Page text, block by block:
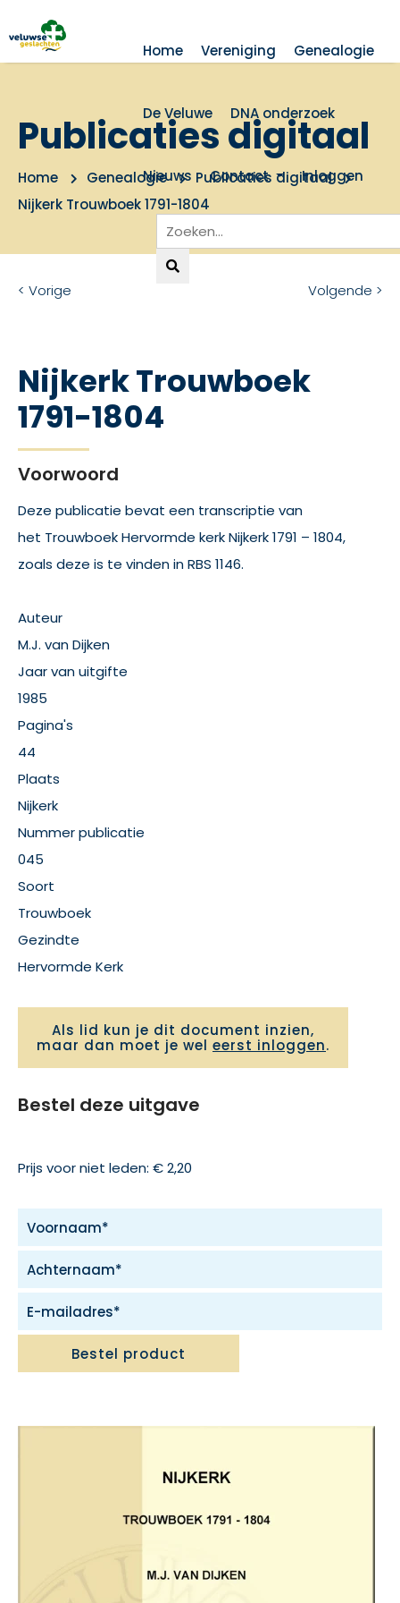
Home Vereniging Genealogie
De Veluwe DNA onderzoek
Nieuws Contact Inloggen
Publicaties digitaal
Home Genealogie
Publicaties digitaal
Nijkerk Trouwboek 1791-1804
< Vorige Volgende >
Nijkerk Trouwboek
1791-1804
Voorwoord
Deze publicatie bevat een transcriptie van
het Trouwboek Hervormde kerk Nijkerk 1791 – 1804,
zoals deze is te vinden in RBS 1146.
Auteur
M.J. van Dijken
Jaar van uitgifte
1985
Pagina's
44
Plaats
Nijkerk
Nummer publicatie
045
Soort
Trouwboek
Gezindte
Hervormde Kerk
Als lid kun je dit document inzien,
maar dan moet je wel eerst inloggen.
Bestel deze uitgave
Prijs voor niet leden: € 2,20
Bestel product